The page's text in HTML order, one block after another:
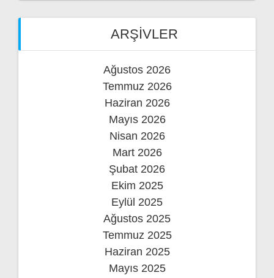
ARŞIVLER
Ağustos 2026
Temmuz 2026
Haziran 2026
Mayıs 2026
Nisan 2026
Mart 2026
Şubat 2026
Ekim 2025
Eylül 2025
Ağustos 2025
Temmuz 2025
Haziran 2025
Mayıs 2025